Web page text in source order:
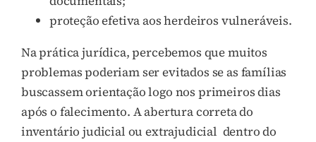
proteção efetiva aos herdeiros vulneráveis.
Na prática jurídica, percebemos que muitos
problemas poderiam ser evitados se as famílias
buscassem orientação logo nos primeiros dias
após o falecimento. A abertura correta do
inventário judicial ou extrajudicial dentro do